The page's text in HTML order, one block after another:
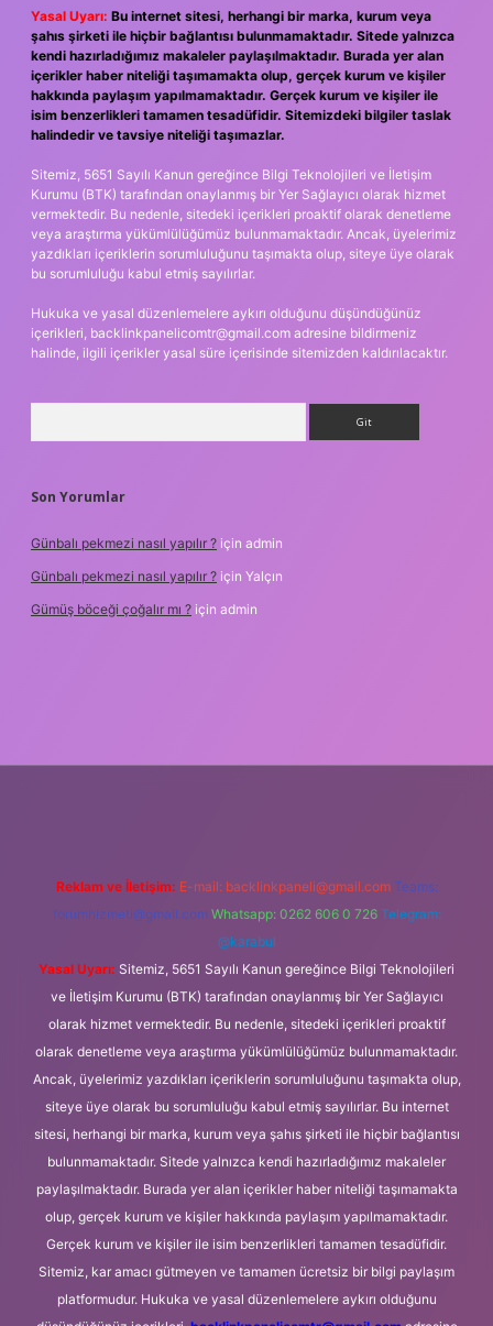
Yasal Uyarı: Bu internet sitesi, herhangi bir marka, kurum veya
şahıs şirketi ile hiçbir bağlantısı bulunmamaktadır. Sitede yalnızca
kendi hazırladığımız makaleler paylaşılmaktadır. Burada yer alan
içerikler haber niteliği taşımamakta olup, gerçek kurum ve kişiler
hakkında paylaşım yapılmamaktadır. Gerçek kurum ve kişiler ile
isim benzerlikleri tamamen tesadüfidir. Sitemizdeki bilgiler taslak
halindedir ve tavsiye niteliği taşımazlar.
Sitemiz, 5651 Sayılı Kanun gereğince Bilgi Teknolojileri ve İletişim
Kurumu (BTK) tarafından onaylanmış bir Yer Sağlayıcı olarak hizmet
vermektedir. Bu nedenle, sitedeki içerikleri proaktif olarak denetleme
veya araştırma yükümlülüğümüz bulunmamaktadır. Ancak, üyelerimiz
yazdıkları içeriklerin sorumluluğunu taşımakta olup, siteye üye olarak
bu sorumluluğu kabul etmiş sayılırlar.
Hukuka ve yasal düzenlemelere aykırı olduğunu düşündüğünüz
içerikleri, backlinkpanelicomtr@gmail.com adresine bildirmeniz
halinde, ilgili içerikler yasal süre içerisinde sitemizden kaldırılacaktır.
Son Yorumlar
Günbalı pekmezi nasıl yapılır ? için admin
Günbalı pekmezi nasıl yapılır ? için Yalçın
Gümüş böceği çoğalır mı ? için admin
Reklam ve İletişim: E-mail: backlinkpaneli@gmail.com Teams:
forumhizmeti@gmail.com Whatsapp: 0262 606 0 726 Telegram:
@karabul
Yasal Uyarı: Sitemiz, 5651 Sayılı Kanun gereğince Bilgi Teknolojileri
ve İletişim Kurumu (BTK) tarafından onaylanmış bir Yer Sağlayıcı
olarak hizmet vermektedir. Bu nedenle, sitedeki içerikleri proaktif
olarak denetleme veya araştırma yükümlülüğümüz bulunmamaktadır.
Ancak, üyelerimiz yazdıkları içeriklerin sorumluluğunu taşımakta olup,
siteye üye olarak bu sorumluluğu kabul etmiş sayılırlar. Bu internet
sitesi, herhangi bir marka, kurum veya şahıs şirketi ile hiçbir bağlantısı
bulunmamaktadır. Sitede yalnızca kendi hazırladığımız makaleler
paylaşılmaktadır. Burada yer alan içerikler haber niteliği taşımamakta
olup, gerçek kurum ve kişiler hakkında paylaşım yapılmamaktadır.
Gerçek kurum ve kişiler ile isim benzerlikleri tamamen tesadüfidir.
Sitemiz, kar amacı gütmeyen ve tamamen ücretsiz bir bilgi paylaşım
platformudur. Hukuka ve yasal düzenlemelere aykırı olduğunu